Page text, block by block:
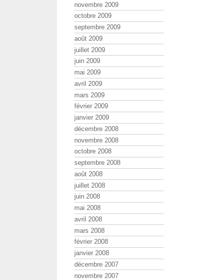
novembre 2009
octobre 2009
septembre 2009
août 2009
juillet 2009
juin 2009
mai 2009
avril 2009
mars 2009
février 2009
janvier 2009
décembre 2008
novembre 2008
octobre 2008
septembre 2008
août 2008
juillet 2008
juin 2008
mai 2008
avril 2008
mars 2008
février 2008
janvier 2008
décembre 2007
novembre 2007